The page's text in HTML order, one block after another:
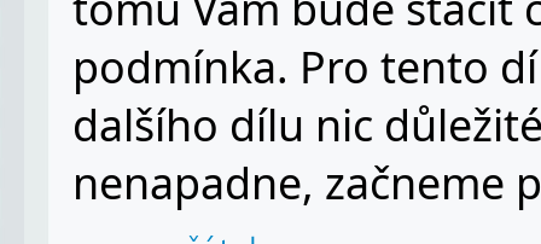
podmínka. Pro tento
dalšího dílu nic
nenapadne, začneme